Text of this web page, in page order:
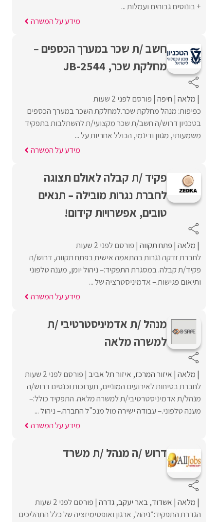
+ בונוסים גבוהים ועמלות ...
מידע על המשרה
חשב /ת שכר במערך הכספים –
מחלקת שכר, JB-2544
מלאה חיפה פורסם לפני 2 שעות
כפיפות: מנהל מחלקת שכר.למחלקת השכר במערך הכספים
בטכניון דרוש/ה חשב/ת שכר מקצועי/ת להשתלבות בתפקיד
משמעותי, מגוון ודינמי, הכולל אחריות על ...
מידע על המשרה
פקיד /ת קבלה לאולם תצוגה
לחברת נגרות מובילה – תנאים
טובים, אפשרויות קידום!
מלאה פתח תקווה פורסם לפני 2 שעות
לחברת זדקה נגרות בהתאמה אישית בפתח תקווה, דרוש/ה
פקיד/ת קבלה. במסגרת התפקיד:– ניהול יומן, מענה טלפוני
ותיאום פגישות.– אדמיניסטרציה של ...
מידע על המשרה
מנהל /ת אדמיניסטרטיבי /ת
למשרה מלאה
מלאה איזור המרכז איזור תל אביב פורסם לפני 2 שעות
לחברת בטיחות לאירועים המוניים, תערוכות וכנסים דרוש/ה
מנהל/ת אדמיניסטרטיבי/ת למשרה מלאה. התפקיד כולל:–
מענה טלפוני.– עבודה ישירה מול מנכ"ל החברה.– ניהול ...
מידע על המשרה
דרוש /ה מנהל /ת משרד
מלאה אשדוד באר יעקב גדרה פורסם לפני 2 שעות
הגדרת התפקיד:*ניהול, ארגון ואופטימיזציה של כלל התהליכים